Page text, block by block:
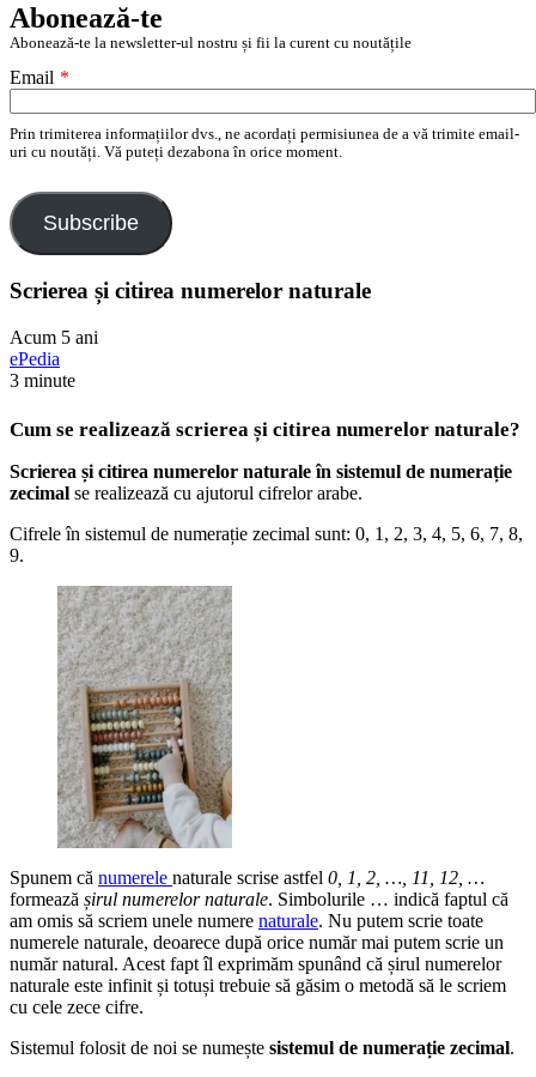
Abonează-te
Abonează-te la newsletter-ul nostru și fii la curent cu noutățile
Email *
Prin trimiterea informațiilor dvs., ne acordați permisiunea de a vă trimite email-
uri cu noutăți. Vă puteți dezabona în orice moment.
Subscribe
Scrierea și citirea numerelor naturale
Acum 5 ani
ePedia
3 minute
Cum se realizează scrierea și citirea numerelor naturale?
Scrierea și citirea numerelor naturale în sistemul de numerație
zecimal se realizează cu ajutorul cifrelor arabe.
Cifrele în sistemul de numerație zecimal sunt: 0, 1, 2, 3, 4, 5, 6, 7, 8,
9.
Spunem că numerele naturale scrise astfel 0, 1, 2, …, 11, 12, …
formează șirul numerelor naturale. Simbolurile … indică faptul că
am omis să scriem unele numere naturale. Nu putem scrie toate
numerele naturale, deoarece după orice număr mai putem scrie un
număr natural. Acest fapt îl exprimăm spunând că șirul numerelor
naturale este infinit și totuși trebuie să găsim o metodă să le scriem
cu cele zece cifre.
Sistemul folosit de noi se numește sistemul de numerație zecimal.